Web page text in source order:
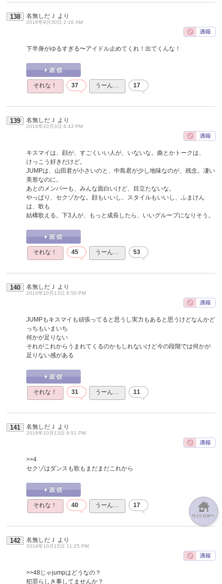
138 名無しだＪ より
2016年9月30日 2:16 AM
下半身がゆるすぎる〜アイドル止めてくれ！出てくんな！
それな！ 37 うーん… 17
139 名無しだＪ より
2016年10月3日 6:43 PM
キスマイは、顔が、すごくいい人が、いないな。曲とかトークは、
けっこう好きだけど。
JUMPは、山田君が小さいのと、中島君が少し地味なのが、残念。凄い
美形なのに。
あとのメンバーも、みんな面白いけど、目立たないな。
やっぱり、セクゾかな。顔もいいし、スタイルもいいし、ふまけん
は、歌も
結構歌える。下3人が、もっと成長したら、いいグループになりそう。
それな！ 45 うーん… 53
140 名無しだＪ より
2016年10月13日 8:50 PM
JUMPもキスマイも頑張ってると思うし実力もあると思うけどなんかど
っちもいまいち
何かが足りない
それがこれからうまれてくるのかもしれないけど今の段階では何かが
足りない感がある
それな！ 31 うーん… 11
141 名無しだＪ より
2016年10月13日 8:51 PM
>>4
セクゾはダンスも歌もまだまだこれから
それな！ 40 うーん… 17
142 名無しだＪ より
2016年10月15日 11:25 PM
>>48じゃjumpはどうなの？
犯罪らしき事してませんか？